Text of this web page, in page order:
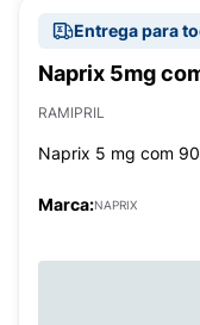
Entrega para
Naprix 5mg
RAMIPRIL
Naprix 5 mg com
Marca:NAPRIX